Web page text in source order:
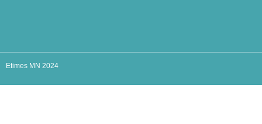
УИХ-ын гишүүн Д.Батлут: "Иргэдийг
Etimes MN 2024